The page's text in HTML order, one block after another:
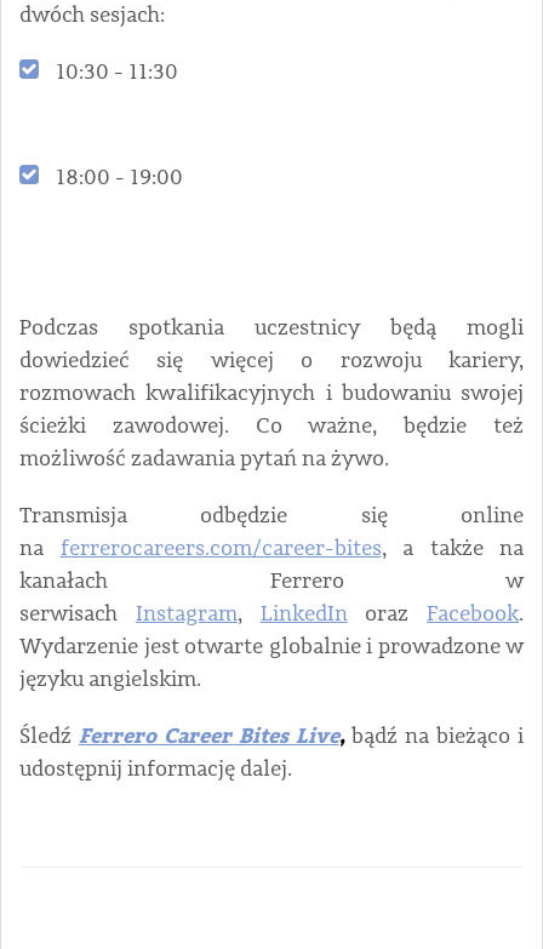
dwóch sesjach:
10:30 - 11:30
18:00 - 19:00
Podczas spotkania uczestnicy będą mogli
dowiedzieć się więcej o rozwoju kariery,
rozmowach kwalifikacyjnych i budowaniu swojej
ścieżki zawodowej. Co ważne, będzie też
możliwość zadawania pytań na żywo.
Transmisja odbędzie się online
na ferrerocareers.com/career-bites, a także na
kanałach Ferrero w
serwisach Instagram, LinkedInoraz Facebook.
Wydarzenie jest otwarte globalnie i prowadzone w
języku angielskim.
Śledź Ferrero Career Bites Live,bądź na bieżąco i
udostępnij informację dalej.